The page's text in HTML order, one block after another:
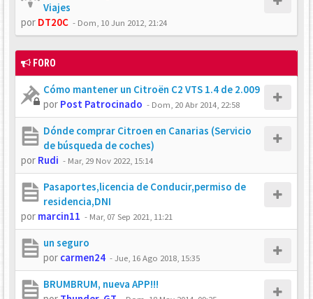
Viajes
por DT20C - Dom, 10 Jun 2012, 21:24
FORO
Cómo mantener un Citroën C2 VTS 1.4 de 2.009
por Post Patrocinado - Dom, 20 Abr 2014, 22:58
Dónde comprar Citroen en Canarias (Servicio
de búsqueda de coches)
por Rudi - Mar, 29 Nov 2022, 15:14
Pasaportes,licencia de Conducir,permiso de
residencia,DNI
por marcin11 - Mar, 07 Sep 2021, 11:21
un seguro
por carmen24 -Jue, 16 Ago 2018, 15:35
BRUMBRUM, nueva APP!!!